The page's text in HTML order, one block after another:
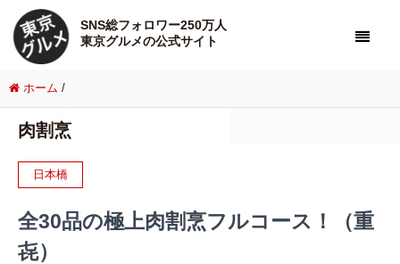
SNS総フォロワー250万人
東京グルメの公式サイト
ホーム /
肉割烹
日本橋
全30品の極上肉割烹フルコース！（重
㐂）